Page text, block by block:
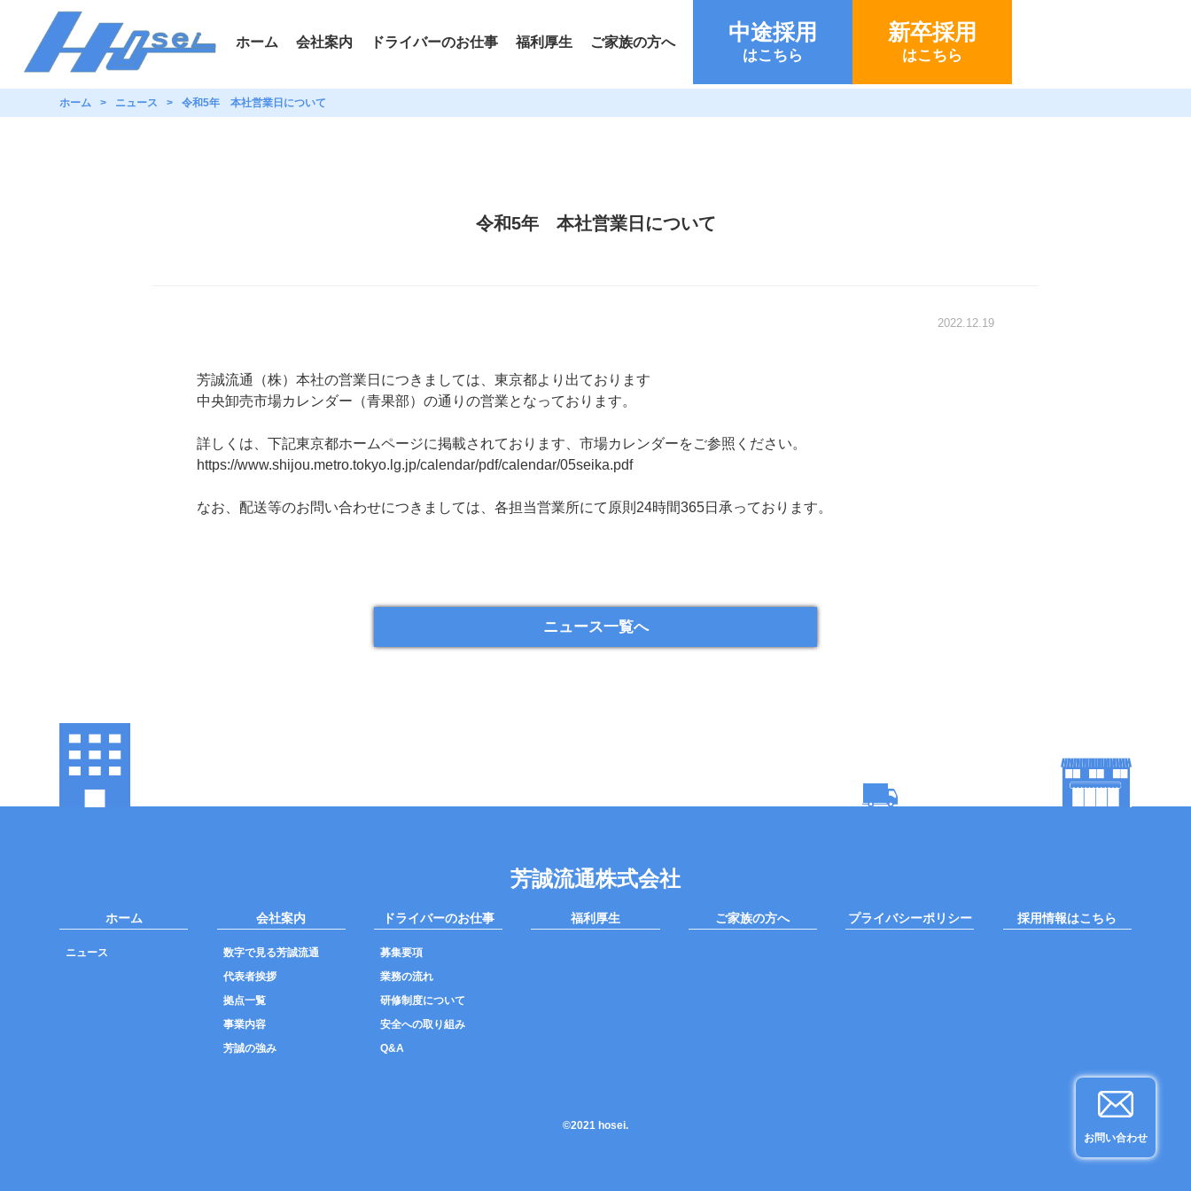
ホーム 会社案内 ドライバーのお仕事 福利厚生 ご家族の方へ 中途採用
はこちら
新卒採用
はこちら
ホーム ニュース 令和5年 本社営業日について
令和5年 本社営業日について
2022.12.19
芳誠流通（株）本社の営業日につきましては、東京都より出ております
中央卸売市場カレンダー（青果部）の通りの営業となっております。
詳しくは、下記東京都ホームページに掲載されております、市場カレンダーをご参照ください。
https://www.shijou.metro.tokyo.lg.jp/calendar/pdf/calendar/05seika.pdf
なお、配送等のお問い合わせにつきましては、各担当営業所にて原則24時間365日承っております。
ニュース一覧へ
芳誠流通株式会社
ホーム
ニュース
会社案内
数字で見る芳誠流通
代表者挨拶
拠点一覧
事業内容
芳誠の強み
ドライバーのお仕事
募集要項
業務の流れ
研修制度について
安全への取り組み
Q&A
福利厚生 ご家族の方へ プライバシーポリシー 採用情報はこちら
©2021 hosei.
お問い合わせ